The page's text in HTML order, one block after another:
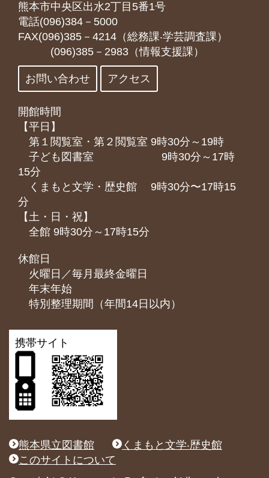
熊本市中央区出水2丁目5番1号
電話(096)384－5000
FAX(096)385－4214（総務課‧学芸調査課）
(096)385－2983（情報支援課）
お問い合わせ アクセス
開館時間
【平日】
第１閲覧室・第２閲覧室 9時30分～19時
子ども図書室 9時30分～17時
15分
くまもと⽂学・歴史館 9時30分〜17時15
分
【土・日・祝】
全館 9時30分～17時15分
休館日
火曜日／毎月最終金曜日
年末年始
特別整理期間（年間14日以内）
携帯サイト
熊本県立図書館
くまもと文学‧歴史館
このサイトについて